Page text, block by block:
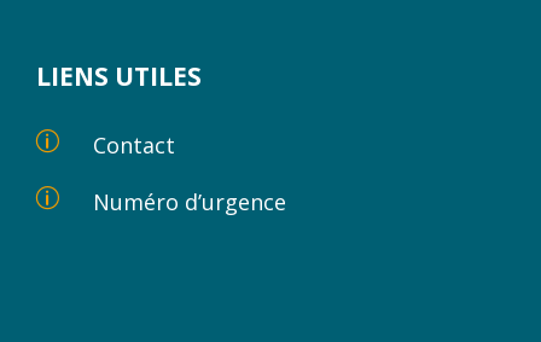
LIENS UTILES
p Contact
p Numéro d’urgence